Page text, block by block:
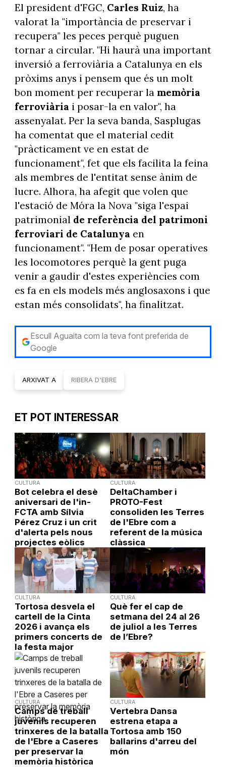
El president d'FGC, Carles Ruiz, ha
valorat la "importància de preservar i
recupera" les peces perquè puguen
tornar a circular. "Hi haurà una important
inversió a ferroviària a Catalunya en els
pròxims anys i pensem que és un molt
bon moment per recuperar la memòria
ferroviària i posar-la en valor", ha
assenyalat. Per la seva banda, Sasplugas
ha comentat que el material cedit
"pràcticament ve en estat de
funcionament", fet que els facilita la feina
als membres de l'entitat sense ànim de
lucre. Alhora, ha afegit que volen que
l'estació de Móra la Nova "siga l'espai
patrimonial de referència del patrimoni
ferroviari de Catalunya en
funcionament". "Hem de posar operatives
les locomotores perquè la gent puga
venir a gaudir d'estes experiències com
es fa en els models més anglosaxons i que
estan més consolidats", ha finalitzat.
Escull Aguaita com la teva font preferida de
Google
ARXIVAT A RIBERA D'EBRE
ET POT INTERESSAR
CULTURA
Bot celebra el desè
aniversari de l'in-
FCTA amb Sílvia
Pérez Cruz i un crit
d'alerta pels nous
projectes eòlics
CULTURA
DeltaChamber i
PROTO-Fest
consoliden les Terres
de l'Ebre com a
referent de la música
clàssica
CULTURA
Tortosa desvela el
cartell de la Cinta
2026 i avança els
primers concerts de
la festa major
CULTURA
Què fer el cap de
setmana del 24 al 26
de juliol a les Terres
de l’Ebre?
CULTURA
Camps de treball
juvenils recuperen
trinxeres de la batalla
de l'Ebre a Caseres
per preservar la
memòria històrica
CULTURA
Vertebra Dansa
estrena etapa a
Tortosa amb 150
ballarins d'arreu del
món